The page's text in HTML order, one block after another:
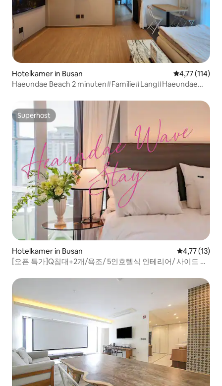
Hotelkamer in Busan Gemiddelde
4,77 (114)
Haeundae Beach 2 minuten#Familie#Lang#Haeundae
Superhost
Superhost
Hotelkamer in Busan Gemiddelde
4,77 (13)
[오픈 특가]Q침대+2개/욕조/ 5인호텔식 인테리어/ 사이드 시